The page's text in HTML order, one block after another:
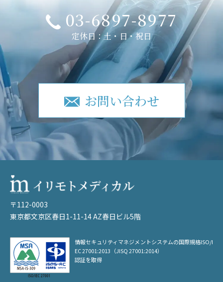
03-6897-8977
定休日：土・日・祝日
お問い合わせ
〒112-0003
東京都文京区春日1-11-14 AZ春日ビル5階
情報セキュリティマネジメントシステムの国際規格ISO/I
EC 27001:2013（JISQ 27001:2014）
認証を取得